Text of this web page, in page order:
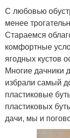
С любовью
менее
Стараемся
комфортные
ягодных кустов
Многие дачники
избрали самый
пластиковые
пластиковых
дачи, мы и